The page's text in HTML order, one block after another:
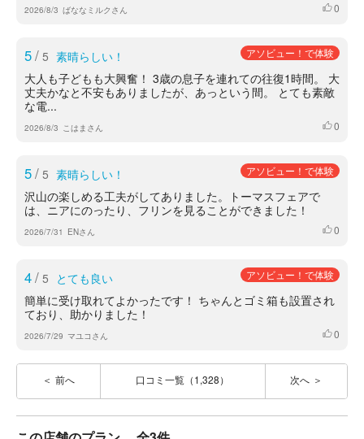
2026/8/3 ばななミルクさん いいね
0
5/ 5 素晴らしい！ アソビュー！で体験
大人も子どもも大興奮！ 3歳の息子を連れての往復1時間。 大
丈夫かなと不安もありましたが、あっという間。 とても素敵
な電...
2026/8/3 こはまさん いいね
0
5/ 5 素晴らしい！ アソビュー！で体験
沢山の楽しめる工夫がしてありました。トーマスフェアで
は、ニアにのったり、フリンを見ることができました！
2026/7/31 ENさん いいね
0
4/ 5 とても良い アソビュー！で体験
簡単に受け取れてよかったです！ ちゃんとゴミ箱も設置され
ており、助かりました！
2026/7/29 マユコさん いいね
0
前へ 口コミ一覧（1,328） 次へ